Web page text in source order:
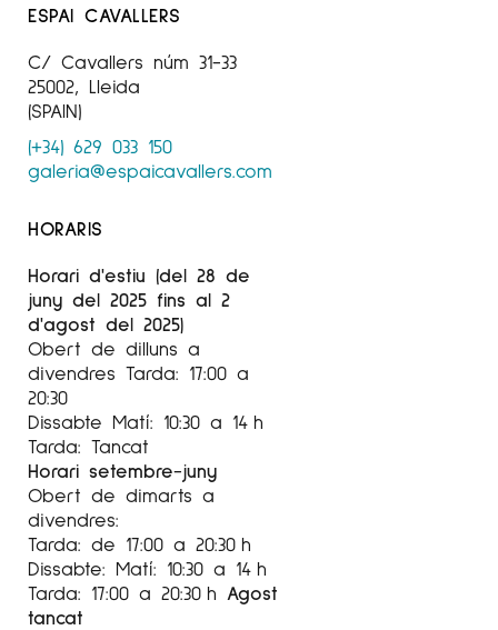
ESPAI CAVALLERS
C/ Cavallers núm 31-33
25002, Lleida
(SPAIN)
(+34) 629 033 150
galeria@espaicavallers.com
HORARIS
Horari d'estiu (del 28 de
juny del 2025 fins al 2
d'agost del 2025)
Obert de dilluns a
divendres Tarda: 17:00 a
20:30
Dissabte Matí: 10:30 a 14 h
Tarda: Tancat
Horari setembre-juny
Obert de dimarts a
divendres:
Tarda: de 17:00 a 20:30 h
Dissabte: Matí: 10:30 a 14 h
Tarda: 17:00 a 20:30 h Agost
tancat